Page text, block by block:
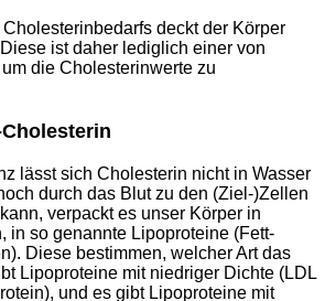
deckt der Körper
ist daher lediglich einer von
die Cholesterinwerte zu
lässt sich Cholesterin nicht in Wasser
durch das Blut zu den (Ziel-)Zellen
verpackt es unser Körper in
in so genannte Lipoproteine (Fett-
Diese bestimmen, welcher Art das
Lipoproteine mit niedriger Dichte (LDL
und es gibt Lipoproteine mit